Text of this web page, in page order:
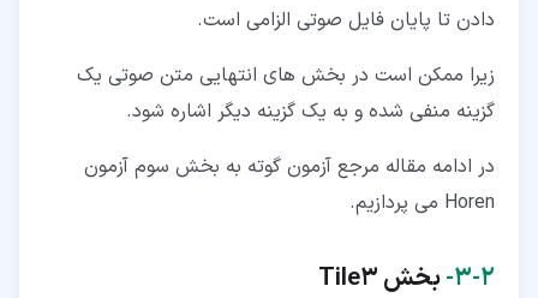
دادن تا پایان فایل صوتی الزامی است.
زیرا ممکن است در بخش های انتهایی متن صوتی یک
گزینه منفی شده و به یک گزینه دیگر اشاره شود.
در ادامه مقاله مرجع آزمون گوته به بخش سوم آزمون
Horen می پردازیم.
۲‏-‏۳‏- بخش Tile3